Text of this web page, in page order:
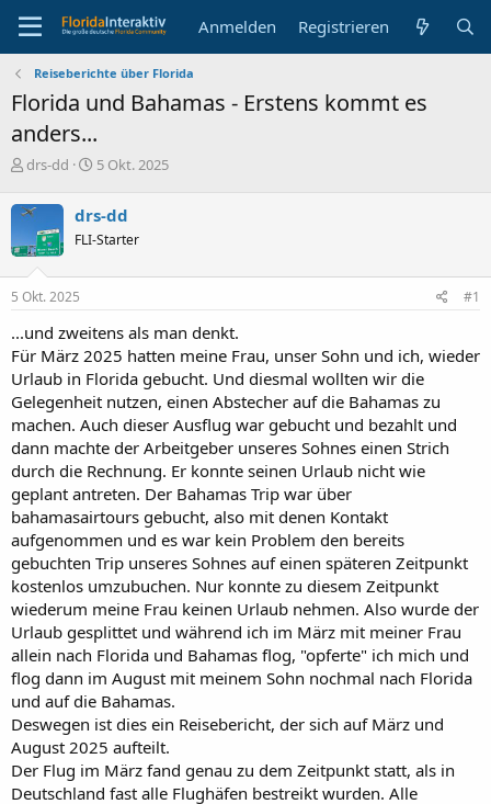
Anmelden Registrieren
Reiseberichte über Florida
Florida und Bahamas - Erstens kommt es
anders...
E
s
t
e
l
l
e
drs-dd
E
t
e
l
m
5 Okt. 2025
drs-dd
FLI-Starter
5 Okt. 2025 #1
...und zweitens als man denkt.
Für März 2025 hatten meine Frau, unser Sohn und ich, wieder
Urlaub in Florida gebucht. Und diesmal wollten wir die
Gelegenheit nutzen, einen Abstecher auf die Bahamas zu
machen. Auch dieser Ausflug war gebucht und bezahlt und
dann machte der Arbeitgeber unseres Sohnes einen Strich
durch die Rechnung. Er konnte seinen Urlaub nicht wie
geplant antreten. Der Bahamas Trip war über
bahamasairtours gebucht, also mit denen Kontakt
aufgenommen und es war kein Problem den bereits
gebuchten Trip unseres Sohnes auf einen späteren Zeitpunkt
kostenlos umzubuchen. Nur konnte zu diesem Zeitpunkt
wiederum meine Frau keinen Urlaub nehmen. Also wurde der
Urlaub gesplittet und während ich im März mit meiner Frau
allein nach Florida und Bahamas flog, "opferte" ich mich und
flog dann im August mit meinem Sohn nochmal nach Florida
und auf die Bahamas.
Deswegen ist dies ein Reisebericht, der sich auf März und
August 2025 aufteilt.
Der Flug im März fand genau zu dem Zeitpunkt statt, als in
Deutschland fast alle Flughäfen bestreikt wurden. Alle